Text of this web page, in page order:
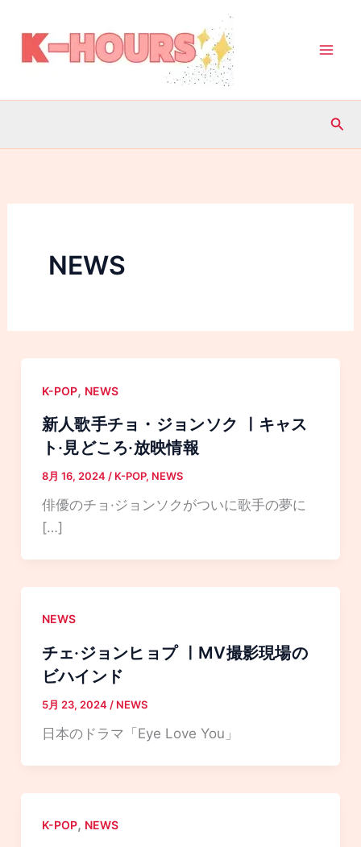
キ
プ
検
NEWS
K-POP, NEWS
新人歌手チョ・ジョンソク ㅣキャス
ト·見どころ·放映情報
8月 16, 2024 / K-POP, NEWS
俳優のチョ·ジョンソクがついに歌手の夢に
[…]
NEWS
チェ·ジョンヒョプ ㅣMV撮影現場の
ビハインド
5月 23, 2024 / NEWS
日本のドラマ「Eye Love You」
K-POP, NEWS